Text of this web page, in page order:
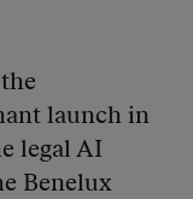
launch in
legal AI
Benelux